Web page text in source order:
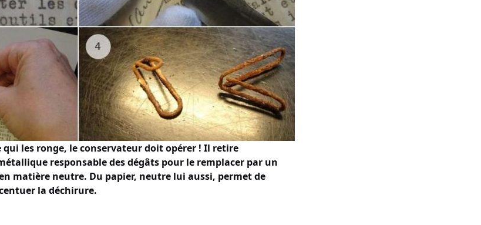
qui les ronge, le conservateur doit opérer ! Il retire
responsable des dégâts pour le remplacer par un
matière neutre. Du papier, neutre lui aussi, permet de
la déchirure.